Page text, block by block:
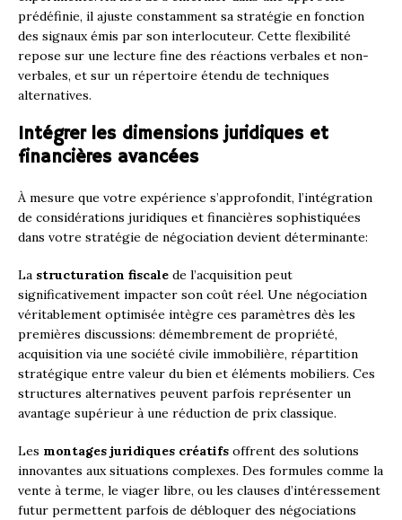
prédéfinie, il ajuste constamment sa stratégie en fonction
des signaux émis par son interlocuteur. Cette flexibilité
repose sur une lecture fine des réactions verbales et non-
verbales, et sur un répertoire étendu de techniques
alternatives.
Intégrer les dimensions juridiques et
financières avancées
À mesure que votre expérience s’approfondit, l’intégration
de considérations juridiques et financières sophistiquées
dans votre stratégie de négociation devient déterminante:
La structuration fiscale de l’acquisition peut
significativement impacter son coût réel. Une négociation
véritablement optimisée intègre ces paramètres dès les
premières discussions: démembrement de propriété,
acquisition via une société civile immobilière, répartition
stratégique entre valeur du bien et éléments mobiliers. Ces
structures alternatives peuvent parfois représenter un
avantage supérieur à une réduction de prix classique.
Les montages juridiques créatifs offrent des solutions
innovantes aux situations complexes. Des formules comme la
vente à terme, le viager libre, ou les clauses d’intéressement
futur permettent parfois de débloquer des négociations